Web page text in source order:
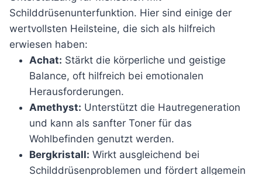
Schilddrüsenunterfunktion. Hier sind einige der
wertvollsten Heilsteine, die sich als hilfreich
erwiesen haben:
Achat: Stärkt die körperliche und geistige
Balance, oft hilfreich bei emotionalen
Herausforderungen.
Amethyst: Unterstützt die Hautregeneration
und kann als sanfter Toner für das
Wohlbefinden genutzt werden.
Bergkristall: Wirkt ausgleichend bei
Schilddrüsenproblemen und fördert allgemein